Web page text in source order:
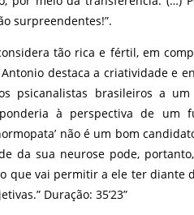
surpreendentes!”.
tão rica e fértil, em
destaca a criatividade e
psicanalistas brasileiros a
à perspectiva de um
não é um bom
da sua neurose pode,
que vai permitir a ele ter diante
Duração: 35’23”